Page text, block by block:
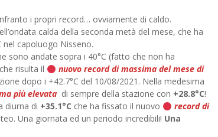
i propri record… ovviamente di caldo.
calda della seconda metà del mese, che ha
capoluogo Nisseno.
sono andate sopra i 40°C (fatto che non ha
risulta il
nuovo record di massima del mese di
dopo i +42.7°C del 10/08/2021. Nella medesima
più elevata di sempre della stazione con +28.8°C!
diurna di +35.1°C che ha fissato il nuovo
record di
Una giornata ed un periodo incredibili! Una